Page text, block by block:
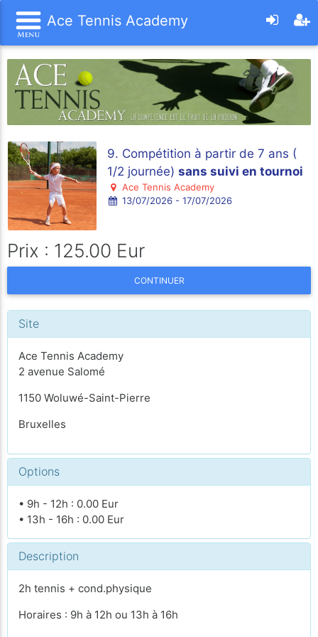
Ace Tennis Academy
9. Compétition à partir de 7 ans (
1/2 journée) sans suivi en tournoi
Ace Tennis Academy
13/07/2026 - 17/07/2026
Prix : 125.00 Eur
CONTINUER
Site
Ace Tennis Academy
2 avenue Salomé
1150 Woluwé-Saint-Pierre
Bruxelles
Options
• 9h - 12h : 0.00 Eur
• 13h - 16h : 0.00 Eur
Description
2h tennis + cond.physique
Horaires : 9h à 12h ou 13h à 16h